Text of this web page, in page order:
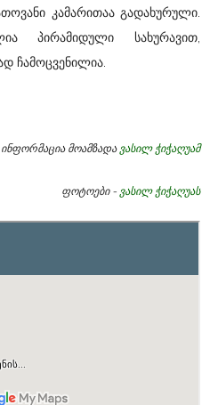
კამარითაა გადახურული.
პირამიდული სახურავით,
ჩამოცვენილია.
ინფორმაცია მოამზადავასილ ჭიჭაღუამ
ფოტოები - ვასილ ჭიჭაღუას